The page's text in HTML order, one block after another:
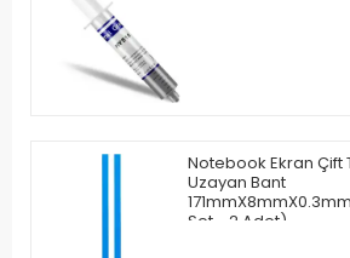
Notebook Ekran Çift
Uzayan Bant
Set - 2 Adet)